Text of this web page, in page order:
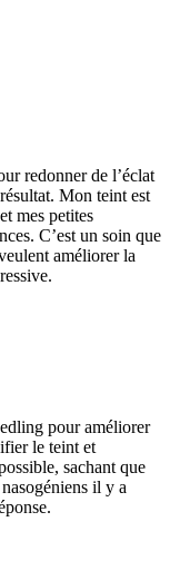
redonner de l’éclat
Mon teint est
mes petites
C’est un soin que
améliorer la
pour améliorer
le teint et
sachant que
il y a